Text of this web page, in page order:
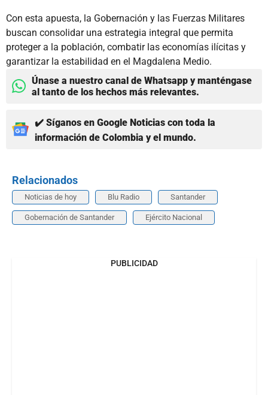
Con esta apuesta, la Gobernación y las Fuerzas Militares
buscan consolidar una estrategia integral que permita
proteger a la población, combatir las economías ilícitas y
garantizar la estabilidad en el Magdalena Medio.
Únase a nuestro canal de Whatsapp y manténgase
al tanto de los hechos más relevantes.
✔️ Síganos en Google Noticias con toda la
información de Colombia y el mundo.
Relacionados
Noticias de hoy Blu Radio Santander
Gobernación de Santander Ejército Nacional
PUBLICIDAD